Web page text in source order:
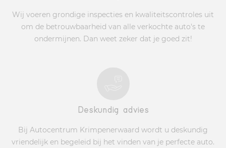
Wij voeren grondige inspecties en kwaliteitscontroles uit
om de betrouwbaarheid van alle verkochte auto's te
ondermijnen. Dan weet zeker dat je goed zit!
Deskundig advies
Bij Autocentrum Krimpenerwaard wordt u deskundig
vriendelijk en begeleid bij het vinden van je perfecte auto.